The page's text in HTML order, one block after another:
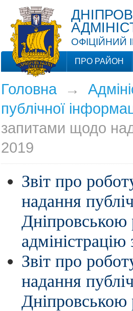
ОФІЦІЙНИЙ
ПРО РАЙОН
Головна→
публічної
запитами щодо
2019
Звіт про
надання
Звіт про
надання